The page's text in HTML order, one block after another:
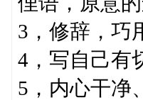
3，修辞，巧
4，写自己有
5，内心干